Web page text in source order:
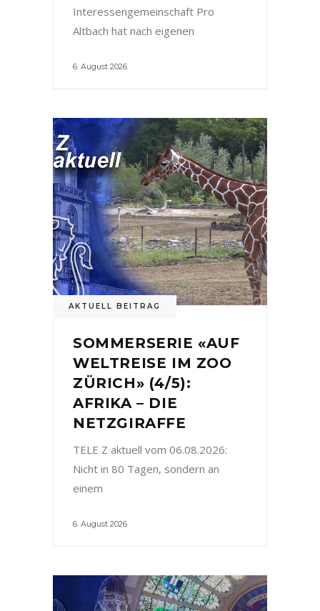
Interessengemeinschaft Pro
Altbach hat nach eigenen
6. August 2026
AKTUELL BEITRAG
SOMMERSERIE «AUF
WELTREISE IM ZOO
ZÜRICH» (4/5):
AFRIKA – DIE
NETZGIRAFFE
TELE Z aktuell vom 06.08.2026:
Nicht in 80 Tagen, sondern an
einem
6. August 2026